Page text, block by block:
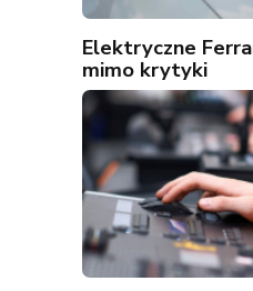
Elektryczne
mimo krytyki